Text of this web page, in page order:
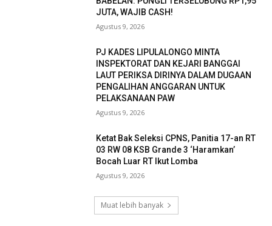
JUTA, WAJIB CASH!
Agustus 9, 2026
PJ KADES LIPULALONGO MINTA
INSPEKTORAT DAN KEJARI BANGGAI
LAUT PERIKSA DIRINYA DALAM DUGAAN
PENGALIHAN ANGGARAN UNTUK
PELAKSANAAN PAW
Agustus 9, 2026
Ketat Bak Seleksi CPNS, Panitia 17-an RT
03 RW 08 KSB Grande 3 ‘Haramkan’
Bocah Luar RT Ikut Lomba
Agustus 9, 2026
Muat lebih banyak